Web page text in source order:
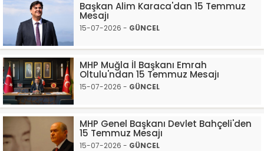
Başkan Alim Karaca'dan 15 Temmuz
Mesajı
15-07-2026 - GÜNCEL
MHP Muğla İl Başkanı Emrah
Oltulu'ndan 15 Temmuz Mesajı
15-07-2026 - GÜNCEL
MHP Genel Başkanı Devlet Bahçeli'den
15 Temmuz Mesajı
15-07-2026 - GÜNCEL